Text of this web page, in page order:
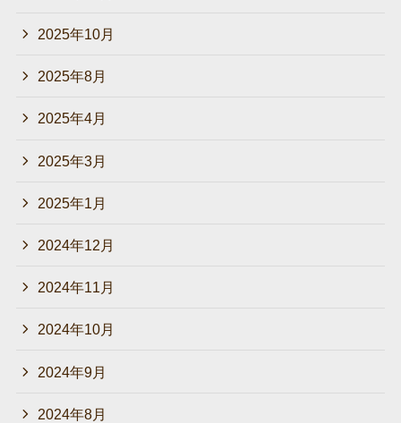
2025年10月
2025年8月
2025年4月
2025年3月
2025年1月
2024年12月
2024年11月
2024年10月
2024年9月
2024年8月